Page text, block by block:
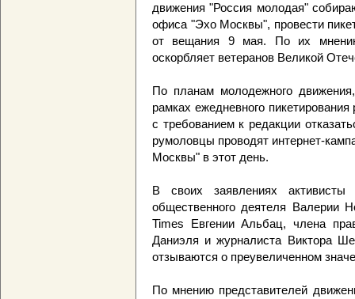
движения "Россия молодая"
офиса "Эхо Москвы", провести
от вещания 9 мая. По их
оскорбляет ветеранов Великой
По планам молодежного
рамках ежедневного
с требованием к редакции
румоловцы проводят интернет-
Москвы" в этот день.
В своих заявлениях
общественного деятеля Валерии
Times Евгении Альбац, члена
Даниэля и журналиста Виктора
отзываются о преувеличенном
По мнению представителей